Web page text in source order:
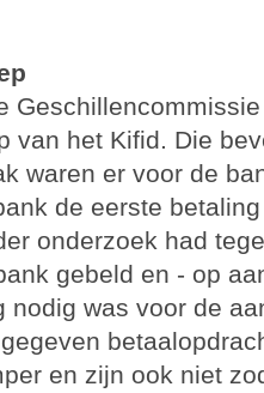
van het Kifid. Die
waren er voor de
de eerste
onderzoek had
gebeld en - op
nodig was voor de
en zijn ook niet